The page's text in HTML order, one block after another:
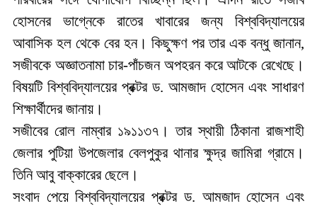
হোসনের ভাগ্নেকে রাতের খাবারের জন্য বিশ্ববিদ্যালয়ের
আবাসিক হল থেকে বের হন। কিছুক্ষণ পর তার এক বন্ধু জানান,
সজীবকে অজ্ঞাতনামা চার-পাঁচজন অপহরন করে আটকে রেখেছে।
বিষয়টি বিশ্ববিদ্যালয়ের প্রক্টর ড. আমজাদ হোসেন এবং সাধারণ
শিক্ষার্থীদের জানায়।
সজীবের রোল নাম্বার ১৯১১৩৭। তার স্থায়ী ঠিকানা রাজশাহী
জেলার পুটিয়া উপজেলার বেলপুকুর থানার ক্ষুদ্র জামিরা গ্রামে।
তিনি আবু বাক্কারের ছেলে।
সংবাদ পেয়ে বিশ্ববিদ্যালয়ের প্রক্টর ড. আমজাদ হোসেন এবং